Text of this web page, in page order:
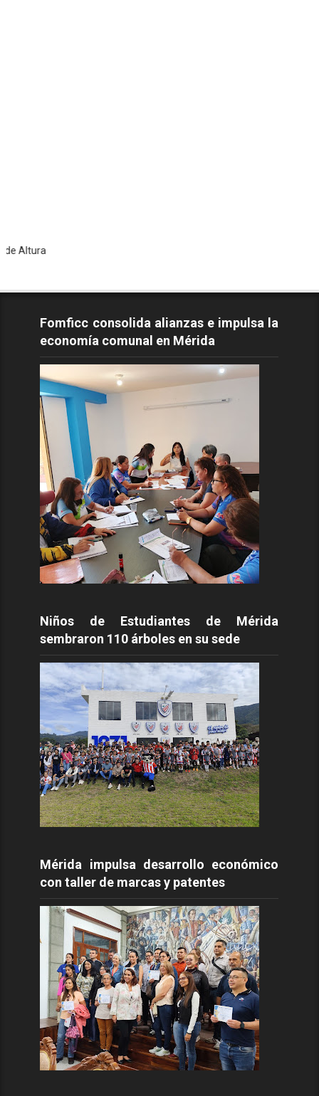
Fomficc consolida alianzas e impulsa la
economía comunal en Mérida
Niños de Estudiantes de Mérida
sembraron 110 árboles en su sede
Mérida impulsa desarrollo económico
con taller de marcas y patentes